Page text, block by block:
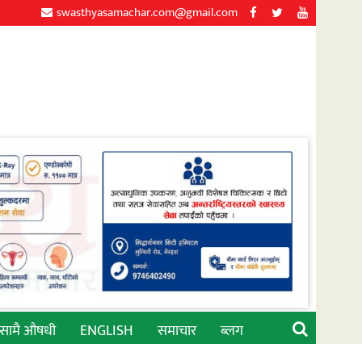
swasthyasamachar.com@gmail.com
औषधी ENGLISH समाचार ब्लग